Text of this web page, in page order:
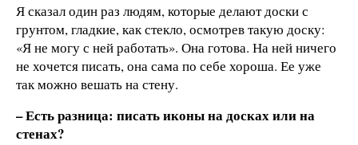
Я сказал один раз людям, которые делают доски с
грунтом, гладкие, как стекло, осмотрев такую доску:
«Я не могу с ней работать». Она готова. На ней ничего
не хочется писать, она сама по себе хороша. Ее уже
так можно вешать на стену.
– Есть разница: писать иконы на досках или на
стенах?